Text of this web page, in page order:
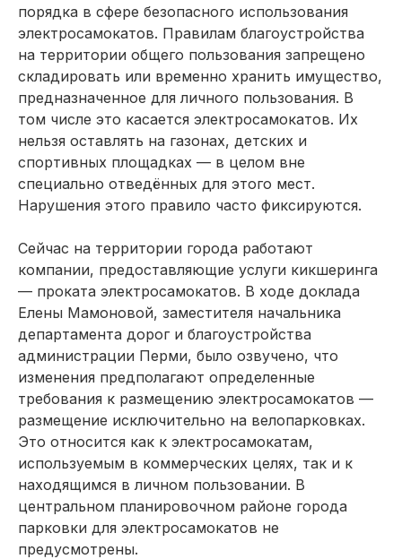
порядка в сфере безопасного использования
электросамокатов. Правилам благоустройства
на территории общего пользования запрещено
складировать или временно хранить имущество,
предназначенное для личного пользования. В
том числе это касается электросамокатов. Их
нельзя оставлять на газонах, детских и
спортивных площадках — в целом вне
специально отведённых для этого мест.
Нарушения этого правило часто фиксируются.
Сейчас на территории города работают
компании, предоставляющие услуги кикшеринга
— проката электросамокатов. В ходе доклада
Елены Мамоновой, заместителя начальника
департамента дорог и благоустройства
администрации Перми, было озвучено, что
изменения предполагают определенные
требования к размещению электросамокатов —
размещение исключительно на велопарковках.
Это относится как к электросамокатам,
используемым в коммерческих целях, так и к
находящимся в личном пользовании. В
центральном планировочном районе города
парковки для электросамокатов не
предусмотрены.